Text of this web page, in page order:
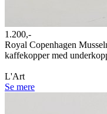
1.200,-
Royal Copenhagen
kaffekopper med
L'Art
Se mere